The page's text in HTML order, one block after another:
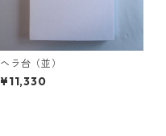
ヘラ台（並）
¥11,330